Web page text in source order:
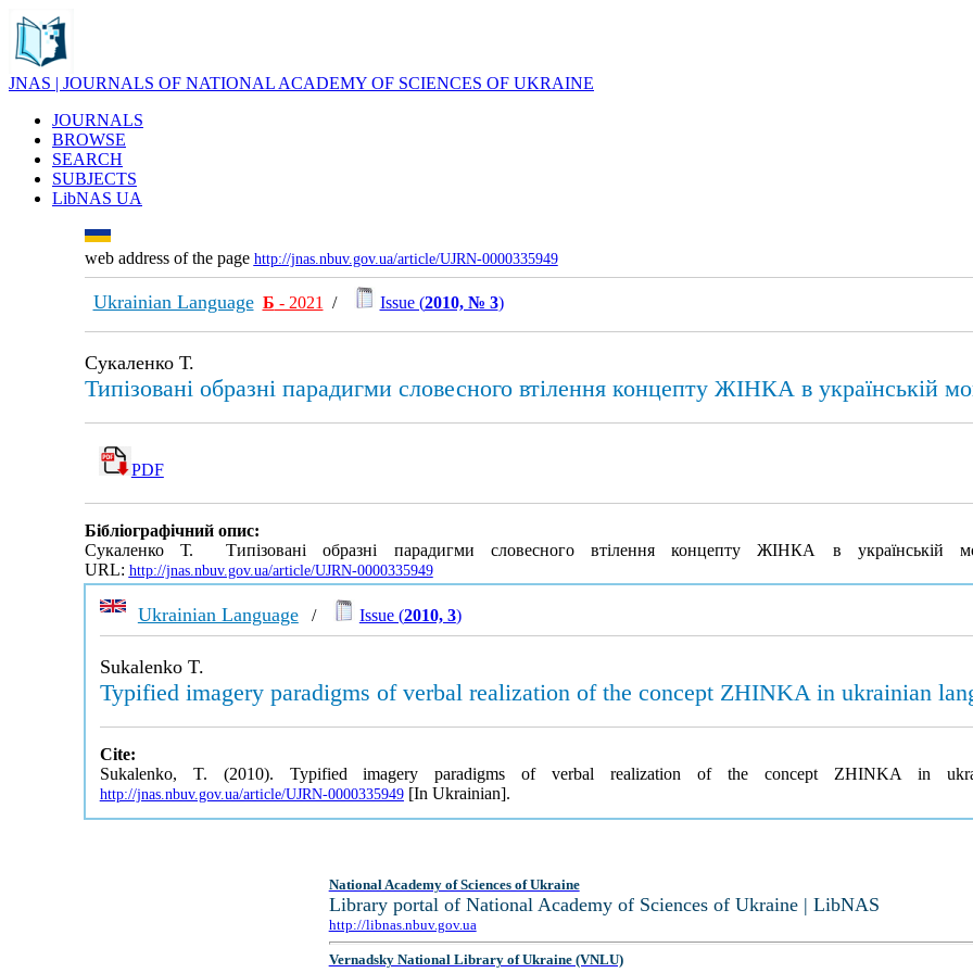
JNAS | JOURNALS OF NATIONAL ACADEMY OF SCIENCES OF UKRAINE
JOURNALS
BROWSE
SEARCH
SUBJECTS
LibNAS UA
web address of the page http://jnas.nbuv.gov.ua/article/UJRN-0000335949
Ukrainian Language Б - 2021 / Issue (2010, № 3)
Сукаленко Т.
Типізовані образні парадигми словесного втілення концепту ЖІНКА в українській
PDF
Бібліографічний опис:
Сукаленко Т. Типізовані образні парадигми словесного втілення концепту ЖІНКА в українській
URL: http://jnas.nbuv.gov.ua/article/UJRN-0000335949
Ukrainian Language/ Issue (2010, 3)
Sukalenko T.
Typified imagery paradigms of verbal realization of the concept ZHINKA in ukrainian
Cite:
Sukalenko, T. (2010). Typified imagery paradigms of verbal realization of the concept ZHINKA in
http://jnas.nbuv.gov.ua/article/UJRN-0000335949[In Ukrainian].
National Academy of Sciences of Ukraine
Library portal of National Academy of Sciences of Ukraine | LibNAS
http://libnas.nbuv.gov.ua
Vernadsky National Library of Ukraine (VNLU)